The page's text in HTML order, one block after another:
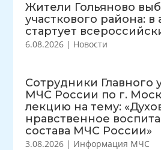
Жители Гольяново
участкового района: в
стартует
6.08.2026 | Новости
Сотрудники Главного
МЧС России по г.
лекцию на тему:
нравственное
состава МЧС России»
3.08.2026 | Информация МЧС